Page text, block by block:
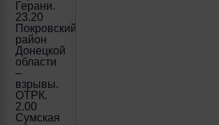
Герани.
23.20
Покровский
район
Донецкой
области
–
взрывы.
ОТРК.
2.00
Сумская